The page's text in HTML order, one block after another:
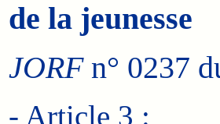
de la jeunesse
JORFn° 0237
- Article 3 :